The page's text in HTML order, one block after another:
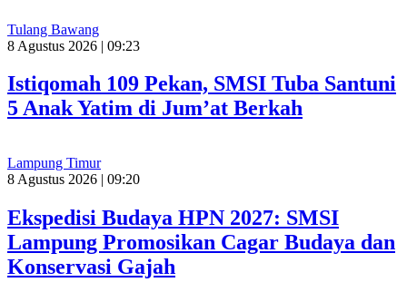
Tulang Bawang
8 Agustus 2026 | 09:23
Istiqomah 109 Pekan, SMSI Tuba Santuni
5 Anak Yatim di Jum’at Berkah
Lampung Timur
8 Agustus 2026 | 09:20
Ekspedisi Budaya HPN 2027: SMSI
Lampung Promosikan Cagar Budaya dan
Konservasi Gajah